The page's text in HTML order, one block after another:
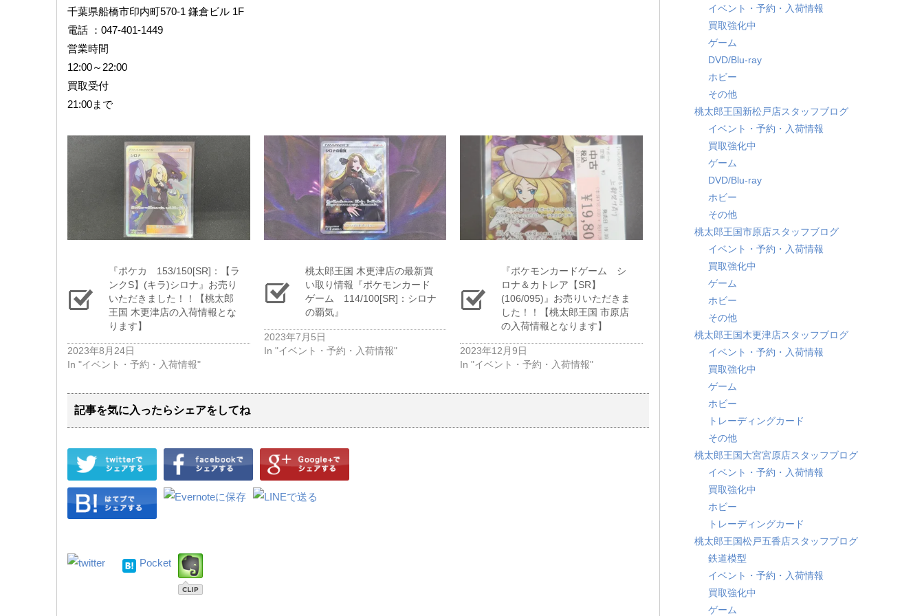
千葉県船橋市印内町570-1 鎌倉ビル 1F
電話 ：047-401-1449
営業時間
12:00～22:00
買取受付
21:00まで
『ポケカ 153/150[SR]：【ラ
ンクS】(キラ)シロナ』お売り
いただきました！！【桃太郎
王国 木更津店の入荷情報とな
ります】
2023年8月24日
In "イベント・予約・入荷情報"
桃太郎王国 木更津店の最新買
い取り情報『ポケモンカード
ゲーム 114/100[SR]：シロナ
の覇気』
2023年7月5日
In "イベント・予約・入荷情報"
『ポケモンカードゲーム シ
ロナ＆カトレア【SR】
(106/095)』お売りいただきま
した！！【桃太郎王国 市原店
の入荷情報となります】
2023年12月9日
In "イベント・予約・入荷情報"
記事を気に入ったらシェアをしてね
Pocket
イベント・予約・入荷情報
買取強化中
ゲーム
DVD/Blu-ray
ホビー
その他
桃太郎王国新松戸店スタッフブログ
イベント・予約・入荷情報
買取強化中
ゲーム
DVD/Blu-ray
ホビー
その他
桃太郎王国市原店スタッフブログ
イベント・予約・入荷情報
買取強化中
ゲーム
ホビー
その他
桃太郎王国木更津店スタッフブログ
イベント・予約・入荷情報
買取強化中
ゲーム
ホビー
トレーディングカード
その他
桃太郎王国大宮宮原店スタッフブログ
イベント・予約・入荷情報
買取強化中
ホビー
トレーディングカード
桃太郎王国松戸五香店スタッフブログ
鉄道模型
イベント・予約・入荷情報
買取強化中
ゲーム